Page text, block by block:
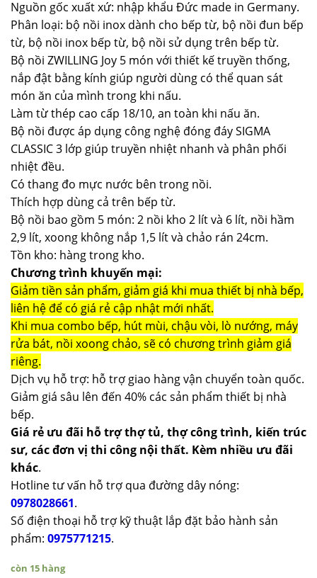
Nguồn gốc xuất xứ: nhập khẩu Đức made in Germany.
Phân loại: bộ nồi inox dành cho bếp từ, bộ nồi đun bếp
từ, bộ nồi inox bếp từ, bộ nồi sử dụng trên bếp từ.
Bộ nồi ZWILLING Joy 5 món với thiết kế truyền thống,
nắp đật bằng kính giúp người dùng có thể quan sát
món ăn của mình trong khi nấu.
Làm từ thép cao cấp 18/10, an toàn khi nấu ăn.
Bộ nồi được áp dụng công nghệ đóng đáy SIGMA
CLASSIC 3 lớp giúp truyền nhiệt nhanh và phân phối
nhiệt đều.
Có thang đo mực nước bên trong nồi.
Thích hợp dùng cả trên bếp từ.
Bộ nồi bao gồm 5 món: 2 nồi kho 2 lít và 6 lít, nồi hầm
2,9 lít, xoong không nắp 1,5 lít và chảo rán 24cm.
Tồn kho: hàng trong kho.
Chương trình khuyến mại:
Giảm tiền sản phẩm, giảm giá khi mua thiết bị nhà bếp,
liên hệ để có giá rẻ cập nhật mới nhất.
Khi mua combo bếp, hút mùi, chậu vòi, lò nướng, máy
rửa bát, nồi xoong chảo, sẽ có chương trình giảm giá
riêng.
Dịch vụ hỗ trợ: hỗ trợ giao hàng vận chuyển toàn quốc.
Giảm giá sâu lên đến 40% các sản phẩm thiết bị nhà
bếp.
Giá rẻ ưu đãi hỗ trợ thợ tủ, thợ công trình, kiến trúc
sư, các đơn vị thi công nội thất. Kèm nhiều ưu đãi
khác.
Hotline tư vấn hỗ trợ qua đường dây nóng:
0978028661.
Số điện thoại hỗ trợ kỹ thuật lắp đặt bảo hành sản
phẩm: 0975771215.
còn 15 hàng